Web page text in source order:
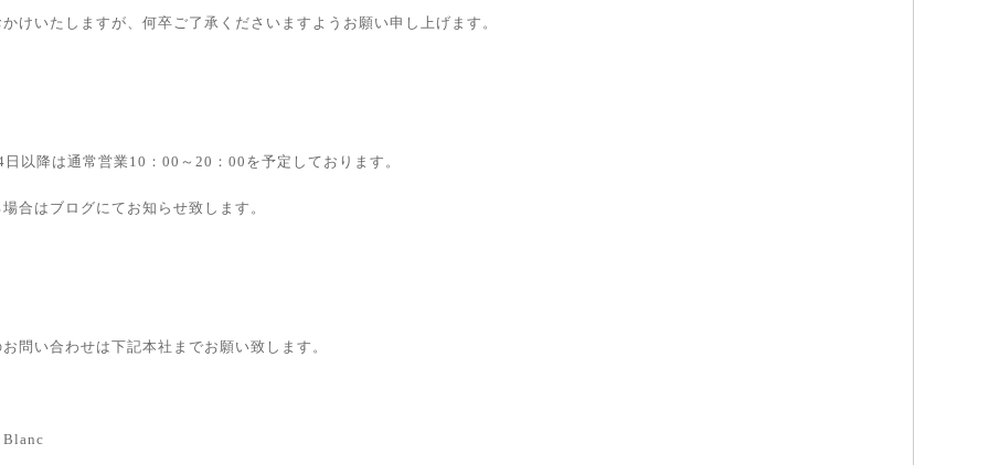
けいたしますが、何卒ご了承くださいますようお願い申し上げます。
日以降は通常営業10：00～20：00を予定しております。
合はブログにてお知らせ致します。
問い合わせは下記本社までお願い致します。